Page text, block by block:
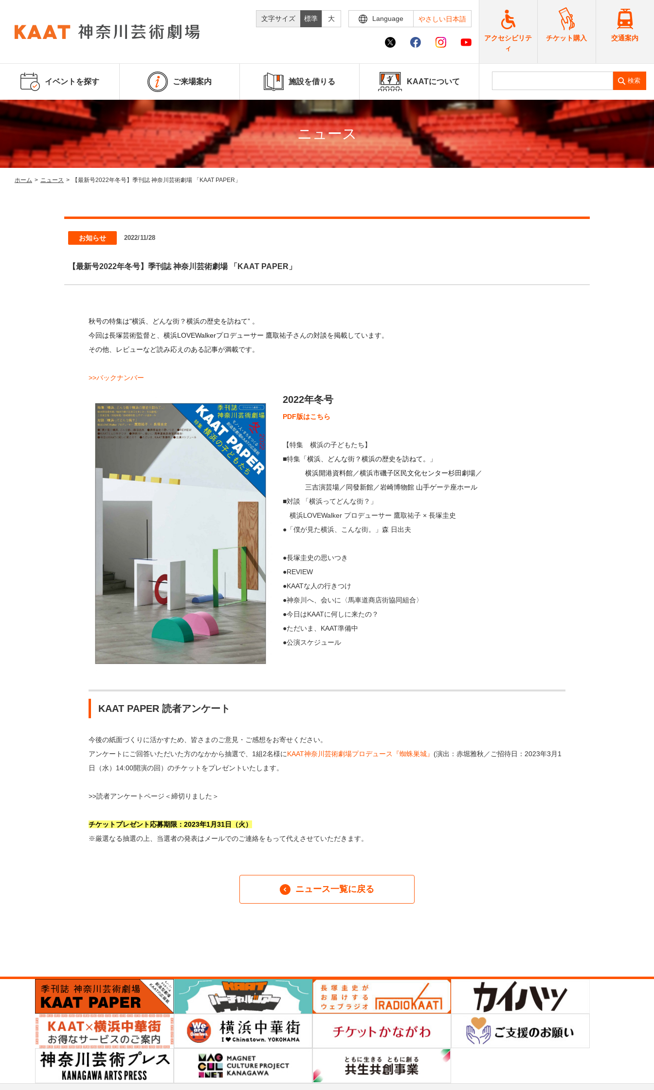
文字サイズ 標準 大 Language やさしい日本語
アクセシビリテ
ィ
チケット購入 交通案内
イベントを探す ご来場案内 施設を借りる KAATについて 検索
ニュース
ホーム > ニュース > 【最新号2022年冬号】季刊誌 神奈川芸術劇場 「KAAT PAPER」
お知らせ 2022/11/28
【最新号2022年冬号】季刊誌 神奈川芸術劇場 「KAAT PAPER」
秋号の特集は"横浜、どんな街？横浜の歴史を訪ねて” 。
今回は長塚芸術監督と、横浜LOVEWalkerプロデューサー 鷹取祐子さんの対談を掲載しています。
その他、レビューなど読み応えのある記事が満載です。
>>バックナンバー
2022年冬号
PDF版はこちら
【特集 横浜の子どもたち】
■特集 「横浜、どんな街？横浜の歴史を訪ねて。」
横浜開港資料館／横浜市磯子区民文化センター杉田劇場／
三吉演芸場／同發新館／岩崎博物館 山手ゲーテ座ホール
■対談 「横浜ってどんな街？」
横浜LOVEWalker プロデューサー 鷹取祐子 × 長塚圭史
●「僕が見た横浜、こんな街。」森 日出夫
●長塚圭史の思いつき
●REVIEW
●KAATな人の行きつけ
●神奈川へ、会いに〈馬車道商店街協同組合〉
●今日はKAATに何しに来たの？
●ただいま、KAAT準備中
●公演スケジュール
KAAT PAPER 読者アンケート
今後の紙面づくりに活かすため、皆さまのご意見・ご感想をお寄せください。
アンケートにご回答いただいた方のなかから抽選で、1組2名様にKAAT神奈川芸術劇場プロデュース『蜘蛛巣城』 (演出：赤堀雅秋／ご招待日：2023年3月1
日（水）14:00開演の回）のチケットをプレゼントいたします。
>>読者アンケートページ＜締切りました＞
チケットプレゼント応募期限：2023年1月31日（火）
※厳選なる抽選の上、当選者の発表はメールでのご連絡をもって代えさせていただきます。
ニュース一覧に戻る